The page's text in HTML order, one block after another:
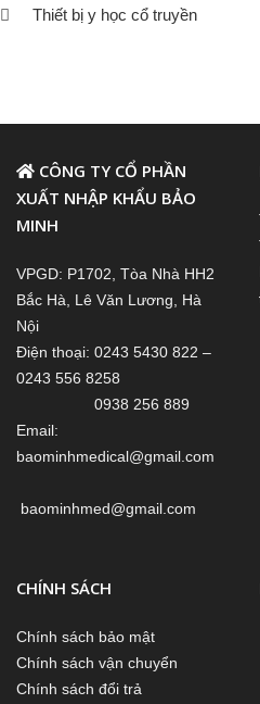
Thiết bị y học cổ truyền
CÔNG TY CỔ PHẦN
XUẤT NHẬP KHẨU BẢO
MINH
VPGD: P1702, Tòa Nhà HH2
Bắc Hà, Lê Văn Lương, Hà
Nội
Điện thoại: 0243 5430 822 –
0243 556 8258
0938 256 889
Email:
baominhmedical@gmail.com
baominhmed@gmail.com
CHÍNH SÁCH
Chính sách bảo mật
Chính sách vận chuyển
Chính sách đổi trả